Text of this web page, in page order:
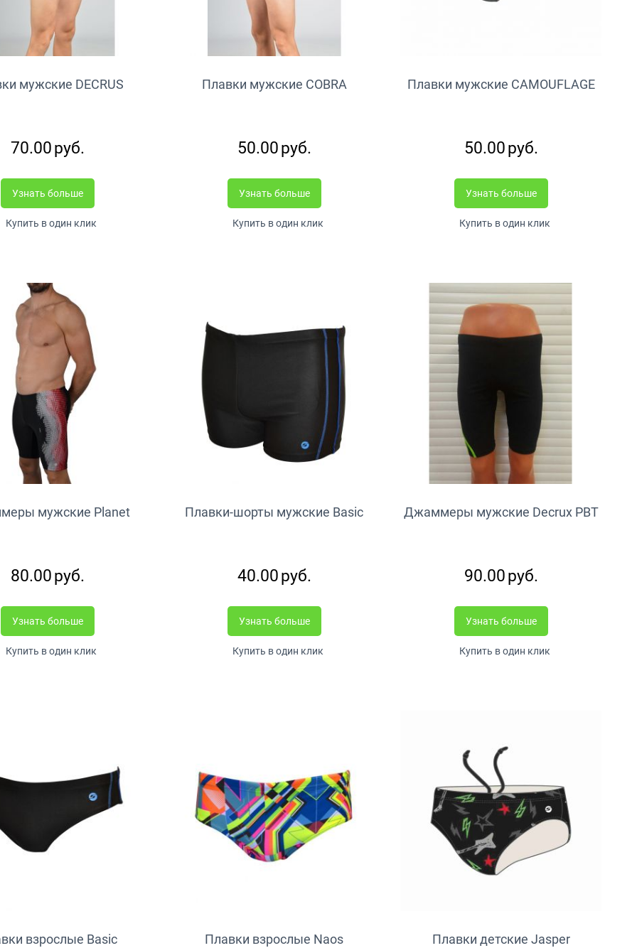
мужские DECRUS
70.00руб.
Узнать больше
Купить в один клик
Плавки мужские COBRA
50.00руб.
Узнать больше
Купить в один клик
Плавки мужские CAMOUFLAGE
50.00руб.
Узнать больше
Купить в один клик
мужские Planet
80.00руб.
Узнать больше
Купить в один клик
Плавки-шорты мужские Basic
40.00руб.
Узнать больше
Купить в один клик
Джаммеры мужские Decrux PBT
90.00руб.
Узнать больше
Купить в один клик
взрослые Basic Плавки взрослые Naos Плавки детские Jasper